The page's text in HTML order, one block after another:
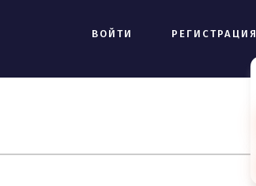
ВОЙТИ РЕГИСТРАЦИЯ